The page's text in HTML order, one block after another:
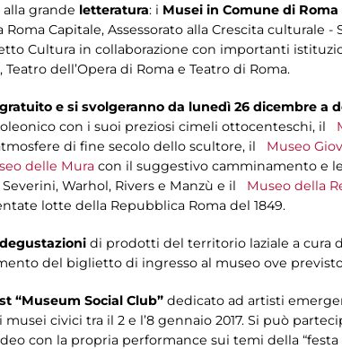
alla grande letteratura: i Musei in Comune di Roma
Capitale, Assessorato alla Crescita culturale
Cultura in collaborazione con importanti
dell’Opera di Roma e Teatro di Roma.
e si svolgeranno da lunedì 26 dicembre a
con i suoi preziosi cimeli ottocenteschi, il
di fine secolo dello scultore, il Museo
delle Mura con il suggestivo camminamento e
Warhol, Rivers e Manzù e il Museo della
lotte della Repubblica Roma del 1849.
degustazioni di prodotti del territorio laziale a cura
del biglietto di ingresso al museo ove
“Museum Social Club” dedicato ad artisti
civici tra il 2 e l’8 gennaio 2017. Si può
con la propria performance sui temi della